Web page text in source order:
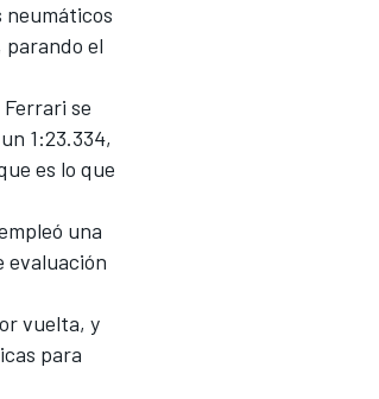
neumáticos
parando el
se
1:23.334,
es lo que
una
evaluación
vuelta, y
para